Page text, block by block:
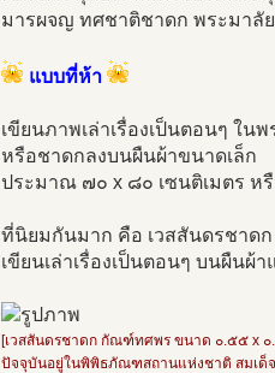
มารผจญ ทศชาติชาดก พระมาลัย
แบบที่ห้า
เขียนภาพเล่าเรื่องเป็นตอนๆ ใน
หรือชาดกลงบนผืนผ้าขนาดเล็ก
ประมาณ ๗๐ x ๘๐ เซนติเมตร ห
ที่นิยมกันมาก คือ เวสสันดรชาด
เขียนเล่าเรื่องเป็นตอนๆ บนผืนผ้
[เวสสันดรชาดก กัณฑ์ทศพร ขนาด ๐.๕๕ x ๐
ปัจจุบันอยู่ในพิพิธภัณฑสถานแห่งชาติ สมเด็